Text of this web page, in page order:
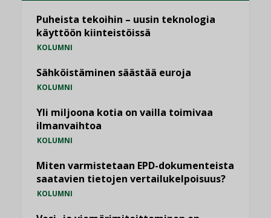
Puheista tekoihin – uusin teknologia
käyttöön kiinteistöissä
KOLUMNI
Sähköistäminen säästää euroja
KOLUMNI
Yli miljoona kotia on vailla toimivaa
ilmanvaihtoa
KOLUMNI
Miten varmistetaan EPD-dokumenteista
saatavien tietojen vertailukelpoisuus?
KOLUMNI